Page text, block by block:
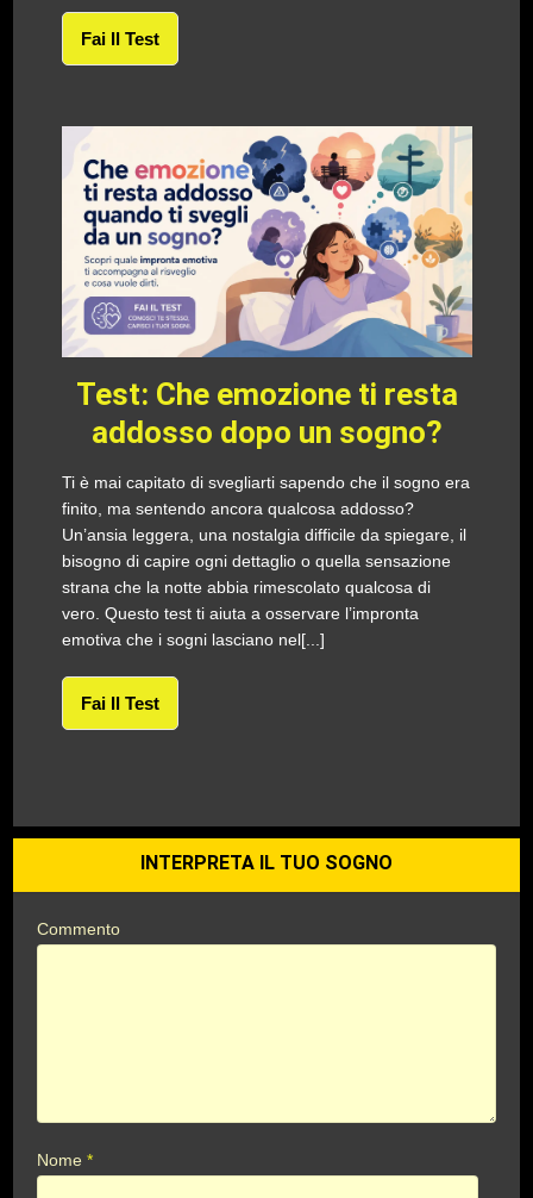
Fai Il Test
Test: Che emozione ti resta
addosso dopo un sogno?
Ti è mai capitato di svegliarti sapendo che il sogno era
finito, ma sentendo ancora qualcosa addosso?
Un’ansia leggera, una nostalgia difficile da spiegare, il
bisogno di capire ogni dettaglio o quella sensazione
strana che la notte abbia rimescolato qualcosa di
vero. Questo test ti aiuta a osservare l’impronta
emotiva che i sogni lasciano nel[...]
Fai Il Test
INTERPRETA IL TUO SOGNO
Commento
Nome*